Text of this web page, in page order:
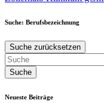
Suche: Berufsbezeichnung
Suche zurücksetzen
Neueste Beiträge